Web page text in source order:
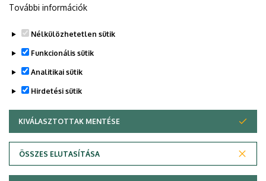
Adatvédelem
További információk
Nélkülözhetetlen sütik
Funkcionális sütik
Analitikai sütik
Hirdetési sütik
KIVÁLASZTOTTAK MENTÉSE
ÖSSZES ELUTASÍTÁSA
WITHDRAW CONSENT